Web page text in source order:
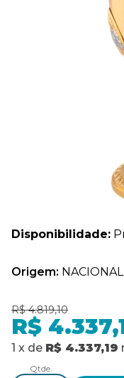
Disponibilidade:
Origem: NACIONAL
R$ 4.819,10
R$
1 x de R$ 4.337,19
Qtde.